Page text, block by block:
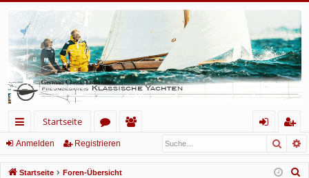
ch
ne
Startseite
or
en
lie
m
eg
ist
Anmelden Registrieren
Startseite Foren-Übersicht